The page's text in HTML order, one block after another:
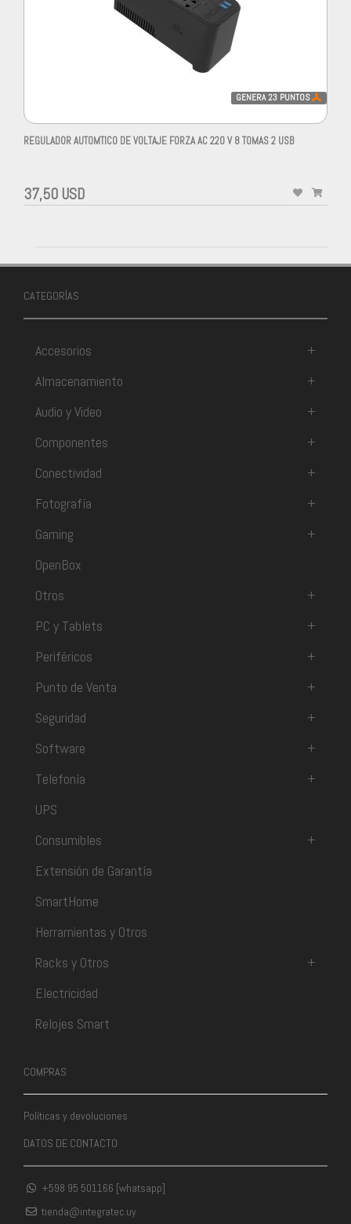
GENERA23 PUNTOS
REGULADOR AUTOMTICO DE VOLTAJE FORZA AC 220 V 8 TOMAS 2 USB
37,50 USD
CATEGORÍAS
Accesorios
+
Almacenamiento
+
Audio y Video
+
Componentes
+
Conectividad
+
Fotografía
+
Gaming
+
OpenBox
Otros
+
PC y Tablets
+
Periféricos
+
Punto de Venta
+
Seguridad
+
Software
+
Telefonía
+
UPS
Consumibles
+
Extensión de Garantía
SmartHome
Herramientas y Otros
Racks y Otros
+
Electricidad
Relojes Smart
COMPRAS
Políticas y devoluciones
DATOS DE CONTACTO
+598 95 501166 [whatsapp]
tienda@integratec.uy